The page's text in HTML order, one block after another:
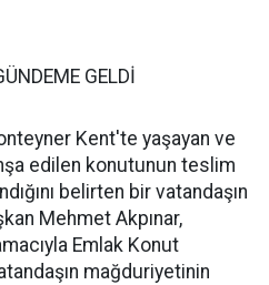
GELDİ
Kent'te yaşayan ve
edilen konutunun teslim
belirten bir vatandaşın
Mehmet Akpınar,
Emlak Konut
mağduriyetinin